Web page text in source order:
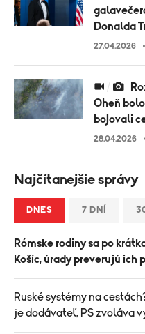
Donalda
27.04.2026
Oheň
bojovali
28.04.2026
Najčítanejšie správy
DNES 7 DNÍ
Rómske rodiny sa po
Košíc, úrady preverujú ich
Ruské systémy na
je dodávateľ, PS zvoláva